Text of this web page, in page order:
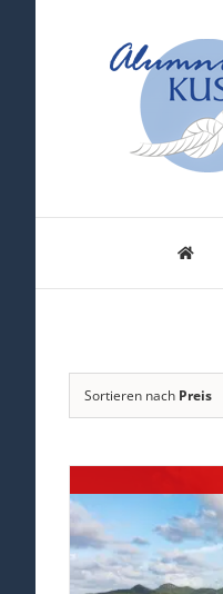
Sortieren nach Preis